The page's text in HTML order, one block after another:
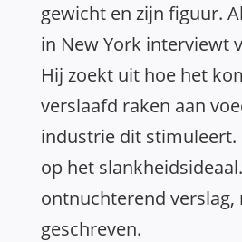
gewicht en zijn figuur.
in New York interviewt
Hij zoekt uit hoe het
verslaafd raken aan
industrie dit stimuleert.
op het
ontnuchterend
geschreven.